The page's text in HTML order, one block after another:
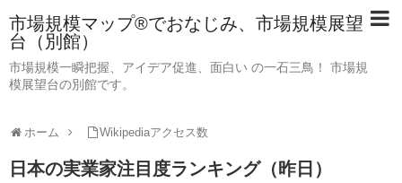
市場規模マップ®でおなじみ、市場規模展望
台（別館）
市場規模一瞬把握、アイデア促進、面白い の一石三鳥！ 市場規
模展望台の別館です。
ホーム Wikipediaアクセス数
日本の実業家注目度ランキング（昨日）